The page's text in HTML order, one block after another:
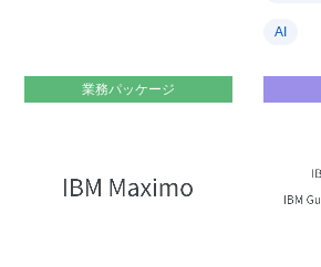
AI
業務パッケージ